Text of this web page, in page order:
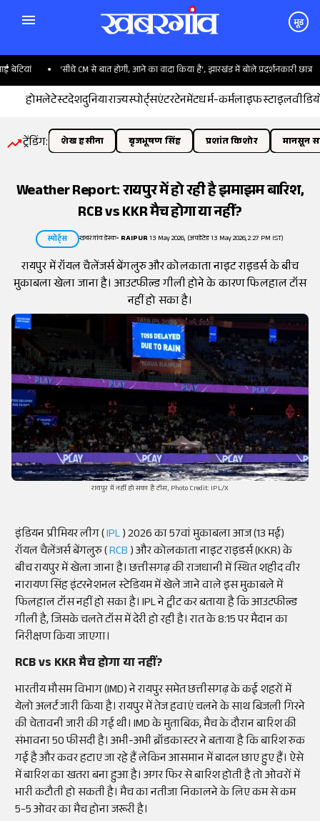
मूड
'सीधे CM से बात होगी, आने का वादा किया है', झारखंड में बोले प्रदर्शनकारी छात्र
होमलेटेस्टदेशदुनियाराज्यस्पोर्ट्सएंटरटेनमेंटधर्म-कर्मलाइफस्टाइल
ट्रेंडिंग: शेख हसीना बृजभूषण सिंह प्रशांत किशोर मानसून
Weather Report: रायपुर में हो रही है झमाझम बारिश,
RCB vs KKR मैच होगा या नहीं?
स्पोर्ट्स खबरगांव डेस्क• RAIPUR13 May 2026, (अपडेटेड 13 May 2026, 2:27 PM IST)
रायपुर में रॉयल चैलेंजर्स बेंगलुरु और कोलकाता नाइट राइडर्स के बीच
मुकाबला खेला जाना है। आउटफील्ड गीली होने के कारण फिलहाल टॉस
नहीं हो सका है।
रायपुर में नहीं हो सका है टॉस, Photo Credit: IPL/X
इंडियन प्रीमियर लीग (IPL) 2026 का 57वां मुकाबला आज (13 मई)
रॉयल चैलेंजर्स बेंगलुरु (RCB) और कोलकाता नाइट राइडर्स (KKR) के
बीच रायपुर में खेला जाना है। छत्तीसगढ़ की राजधानी में स्थित शहीद वीर
नारायण सिंह इंटरनेशनल स्टेडियम में खेले जाने वाले इस मुकाबले में
फिलहाल टॉस नहीं हो सका है। IPL ने ट्वीट कर बताया है कि आउटफील्ड
गीली है, जिसके चलते टॉस में देरी हो रही है। रात के 8:15 पर मैदान का
निरीक्षण किया जाएगा।
RCB vs KKR मैच होगा या नहीं?
भारतीय मौसम विभाग (IMD) ने रायपुर समेत छत्तीसगढ़ के कई शहरों में
येलो अलर्ट जारी किया है। रायपुर में तेज हवाएं चलने के साथ बिजली गिरने
की चेतावनी जारी की गई थी। IMD के मुताबिक, मैच के दौरान बारिश की
संभावना 50 फीसदी है। अभी-अभी ब्रॉडकास्टर ने बताया है कि बारिश रुक
गई है और कवर हटाए जा रहे हैं लेकिन आसमान में बादल छाए हुए हैं। ऐसे
में बारिश का खतरा बना हुआ है। अगर फिर से बारिश होती है तो ओवरों में
भारी कटौती हो सकती है। मैच का नतीजा निकालने के लिए कम से कम
5-5 ओवर का मैच होना जरूरी है।